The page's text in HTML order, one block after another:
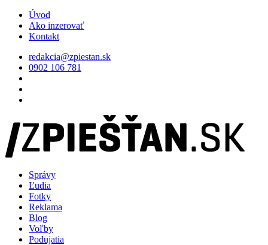
Úvod
Ako inzerovať
Kontakt
redakcia@zpiestan.sk
0902 106 781
Správy
Ľudia
Fotky
Reklama
Blog
Voľby
Podujatia